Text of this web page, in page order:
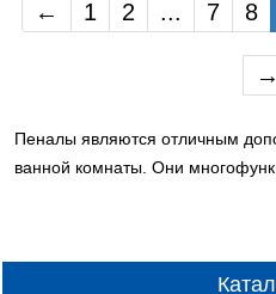
← 1 2 ... 7 8
→
Пеналы являются отличным
ванной комнаты. Они
хранить всевозможные мелочи,
проектов и интерьера ванных